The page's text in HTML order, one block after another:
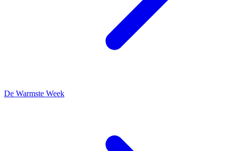
De Warmste Week